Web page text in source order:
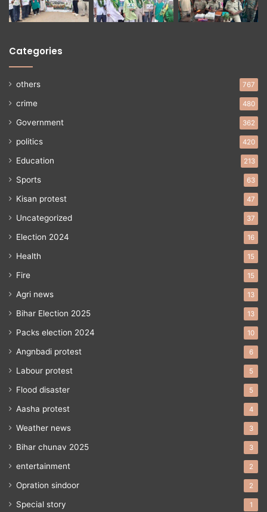
Categories
others 767
crime 480
Government 362
politics 420
Education 213
Sports 63
Kisan protest 47
Uncategorized 37
Election 2024 16
Health 15
Fire 15
Agri news 13
Bihar Election 2025 13
Packs election 2024 10
Angnbadi protest 6
Labour protest 5
Flood disaster 5
Aasha protest 4
Weather news 3
Bihar chunav 2025 3
entertainment 2
Opration sindoor 2
Special story 1